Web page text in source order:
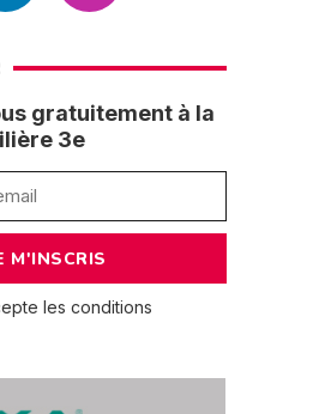
gratuitement à la
3e
les conditions